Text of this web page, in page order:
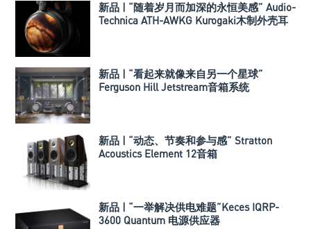
新品 | “随着岁月而加深的永恒美感” Audio-
Technica ATH-AWKG Kurogaki木制外壳耳
新品 | “看起来就像来自另一个星球”
Ferguson Hill Jetstream音箱系统
新品 | “动态、节奏和参与感” Stratton
Acoustics Element 12音箱
新品 | “一举解决供电难题”Keces IQRP-
3600 Quantum 电源供应器